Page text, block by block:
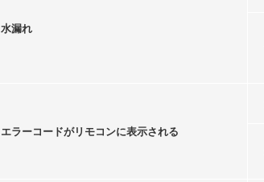
水漏れ
エラーコードがリモコンに表示される